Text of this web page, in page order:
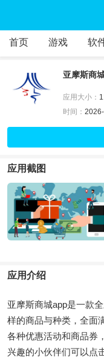
首页 游戏 软
亚摩斯商
应用大小：
时间：
应用截图
应用介绍
亚摩斯商城app是一款
样的商品与种类，全面
各种优惠活动和商品券
兴趣的小伙伴们可以点